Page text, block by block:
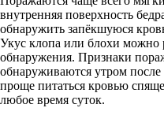
внутренняя поверхность
обнаружить запёкшуюся
Укус клопа или блохи можно
обнаружения. Признаки
обнаруживаются утром
проще питаться кровью
любое время суток.